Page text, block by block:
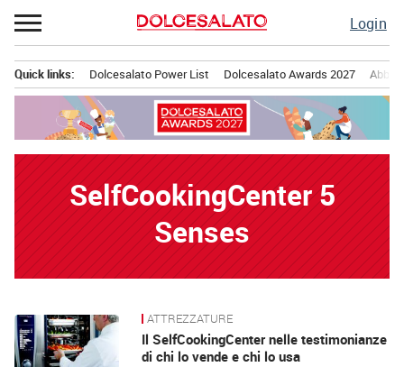
Passa
al
Login
principale
Quick links: Dolcesalato Power List Dolcesalato Awards 2027
SelfCookingCenter 5
Senses
News ATTREZZATURE
Il SelfCookingCenter nelle testimonianze
di chi lo vende e chi lo usa